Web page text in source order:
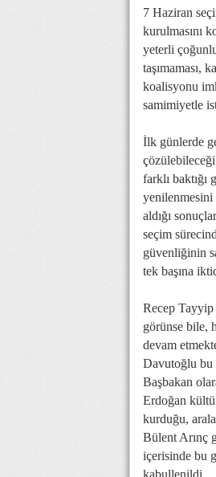
7 Haziran
kurulmasını
yeterli
taşımaması,
koalisyonu
samimiyetle
İlk günlerde
farklı baktığı
yenilenmesini
aldığı
seçim
güvenliğinin
tek başına
Recep Tayyip
görünse bile,
devam
Davutoğlu bu
Başbakan
Erdoğan
kurduğu,
Bülent Arınç
içerisinde bu
kabullenildi.